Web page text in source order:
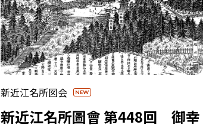
新近江名所図会
新近江名所圖會 第448回 御幸